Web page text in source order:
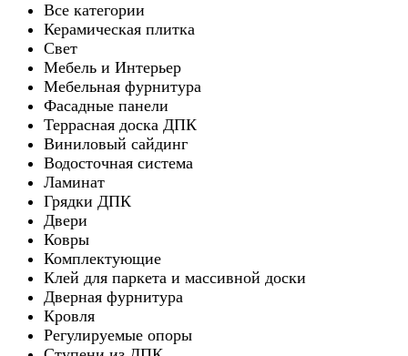
Все категории
Керамическая плитка
Свет
Мебель и Интерьер
Мебельная фурнитура
Фасадные панели
Террасная доска ДПК
Виниловый сайдинг
Водосточная система
Ламинат
Грядки ДПК
Двери
Ковры
Комплектующие
Клей для паркета и массивной доски
Дверная фурнитура
Кровля
Регулируемые опоры